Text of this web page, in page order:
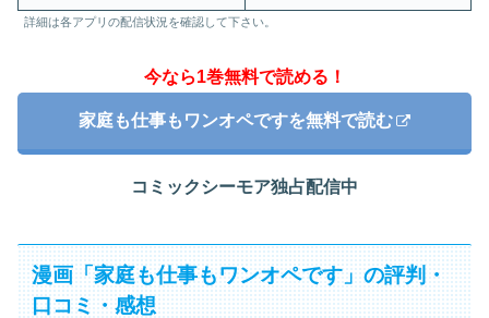
詳細は各アプリの配信状況を確認して下さい。
今なら1巻無料で読める！
家庭も仕事もワンオペですを無料で読む
コミックシーモア独占配信中
漫画「家庭も仕事もワンオペです」の評判・
口コミ・感想